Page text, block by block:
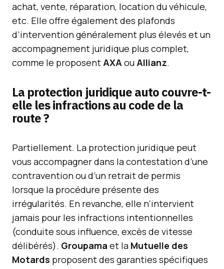
achat, vente, réparation, location du véhicule,
etc. Elle offre également des plafonds
d’intervention généralement plus élevés et un
accompagnement juridique plus complet,
comme le proposentAXAouAllianz.
La protection juridique auto couvre-t-
elle les infractions au code de la
route ?
Partiellement. La protection juridique peut
vous accompagner dans la contestation d’une
contravention ou d’un retrait de permis
lorsque la procédure présente des
irrégularités. En revanche, elle n’intervient
jamais pour les infractions intentionnelles
(conduite sous influence, excès de vitesse
délibérés). Groupama et la Mutuelle des
Motards proposent des garanties spécifiques